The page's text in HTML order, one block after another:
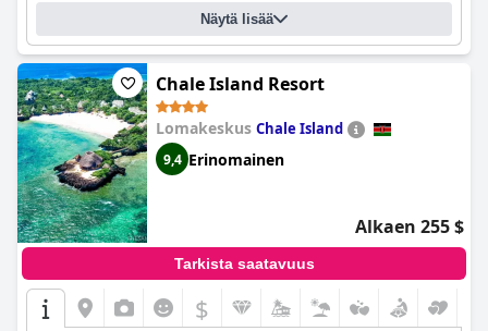
Näytä lisää
Chale Island Resort
Lomakeskus Chale Island
9,4 Erinomainen
Alkaen 255 $
Tarkista saatavuus
$